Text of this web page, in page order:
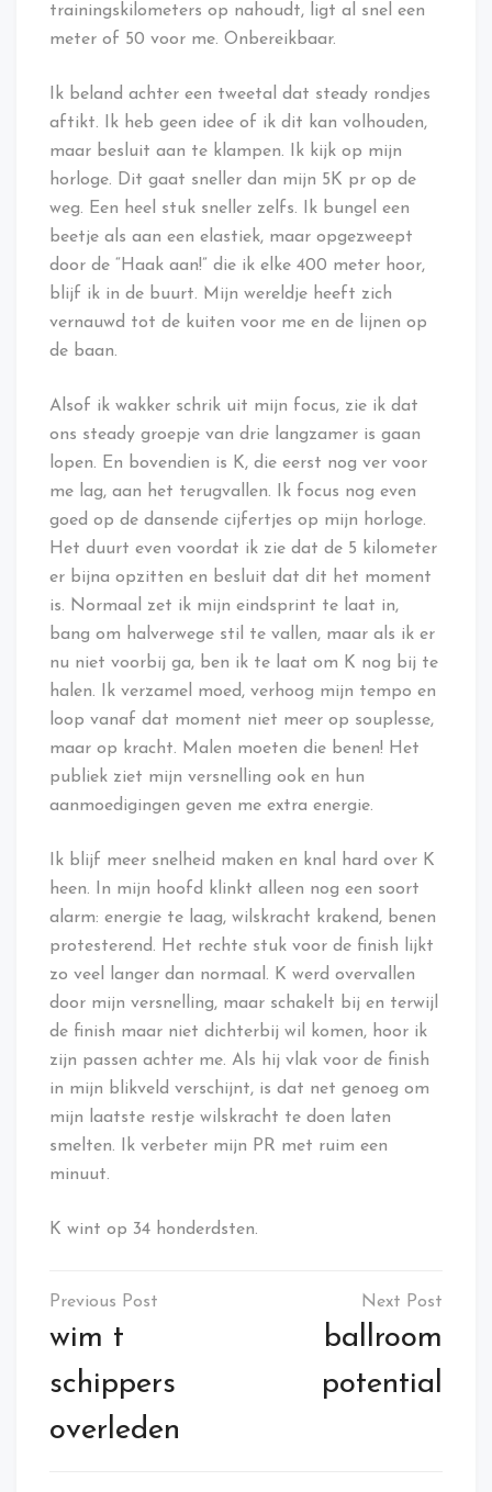
trainingskilometers op nahoudt, ligt al snel een
meter of 50 voor me. Onbereikbaar.
Ik beland achter een tweetal dat steady rondjes
aftikt. Ik heb geen idee of ik dit kan volhouden,
maar besluit aan te klampen. Ik kijk op mijn
horloge. Dit gaat sneller dan mijn 5K pr op de
weg. Een heel stuk sneller zelfs. Ik bungel een
beetje als aan een elastiek, maar opgezweept
door de “Haak aan!” die ik elke 400 meter hoor,
blijf ik in de buurt. Mijn wereldje heeft zich
vernauwd tot de kuiten voor me en de lijnen op
de baan.
Alsof ik wakker schrik uit mijn focus, zie ik dat
ons steady groepje van drie langzamer is gaan
lopen. En bovendien is K, die eerst nog ver voor
me lag, aan het terugvallen. Ik focus nog even
goed op de dansende cijfertjes op mijn horloge.
Het duurt even voordat ik zie dat de 5 kilometer
er bijna opzitten en besluit dat dit het moment
is. Normaal zet ik mijn eindsprint te laat in,
bang om halverwege stil te vallen, maar als ik er
nu niet voorbij ga, ben ik te laat om K nog bij te
halen. Ik verzamel moed, verhoog mijn tempo en
loop vanaf dat moment niet meer op souplesse,
maar op kracht. Malen moeten die benen! Het
publiek ziet mijn versnelling ook en hun
aanmoedigingen geven me extra energie.
Ik blijf meer snelheid maken en knal hard over K
heen. In mijn hoofd klinkt alleen nog een soort
alarm: energie te laag, wilskracht krakend, benen
protesterend. Het rechte stuk voor de finish lijkt
zo veel langer dan normaal. K werd overvallen
door mijn versnelling, maar schakelt bij en terwijl
de finish maar niet dichterbij wil komen, hoor ik
zijn passen achter me. Als hij vlak voor de finish
in mijn blikveld verschijnt, is dat net genoeg om
mijn laatste restje wilskracht te doen laten
smelten. Ik verbeter mijn PR met ruim een
minuut.
K wint op 34 honderdsten.
Post
navigation
wim t
schippers
overleden
ballroom
potential